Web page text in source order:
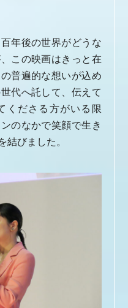
年後の世界がどうな
この映画はきっと在
普遍的な想いが込め
代へ託して、伝えて
くださる方がいる限
のなかで笑顔で生き
結びました。